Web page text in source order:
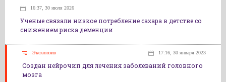
16:37, 30 июля 2026
Ученые связали низкое потребление сахара в детстве со
снижением риска деменции
Эксклюзив 17:16, 30 января 2023
Создан нейрочип для лечения заболеваний головного
мозга